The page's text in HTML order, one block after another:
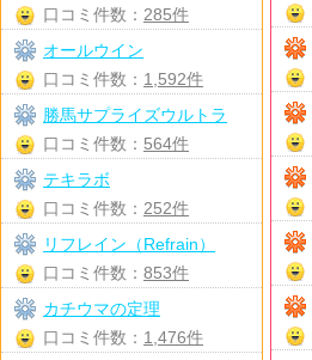
口コミ件数： 285件
オールウイン
口コミ件数： 1,592件
勝馬サプライズウルトラ
口コミ件数： 564件
テキラボ
口コミ件数： 252件
リフレイン（Refrain）
口コミ件数： 853件
カチウマの定理
口コミ件数： 1,476件